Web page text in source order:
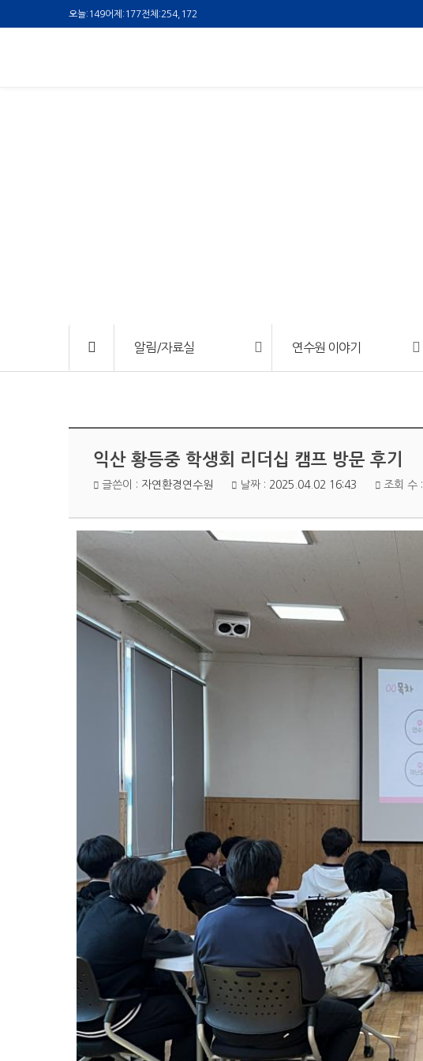
오늘: 149어제: 177전체:254,172
알림/자료실 연수원 이야기
익산 황등중 학생회 리더십 캠프 방문 후기
글쓴이 : 자연환경연수원 날짜 : 2025.04.02 16:43 조회 수 :